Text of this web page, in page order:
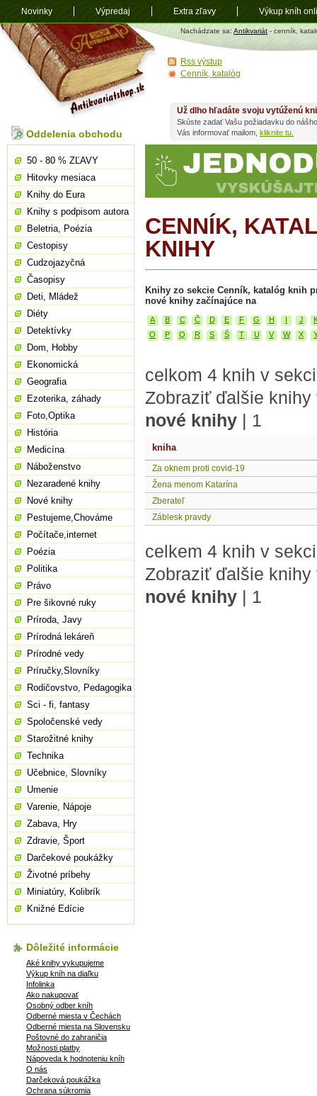
Antikvariát
shop.sk
Nachádzate sa: Antikvariát - cenník,
CENNÍK,
KNIHY
Knihy zo sekcie Cenník, katalóg knih
nové knihy začínajúce na
A B C Č D E F G H J
O
P Q R S Š T U V W X
celkom 4 knih v
Zobraziť ďalšie
nové knihy | 1
kniha
Za oknem proti covid-19
Žena menom Katarína
Zberateľ
Záblesk pravdy
celkem 4 knih v sekci
Zobraziť ďalšie
nové knihy | 1
Už dlho hľadáte svoju vytúženú
Skúste zadať Vašu požiadavku do
Vás informovať mailom, kliknite tu.
Oddelenia obchodu
50 - 80 % ZĽAVY
Hitovky mesiaca
Knihy do Eura
Knihy s podpisom autora
Beletria, Poézia
Cestopisy
Cudzojazyčná
Časopisy
Deti, Mládež
Diéty
Detektívky
Dom, Hobby
Ekonomická
Geografia
Ezoterika, záhady
Foto,Optika
História
Medicína
Náboženstvo
Nezaradené knihy
Nové knihy
Pestujeme,Chováme
Počítače,internet
Poézia
Politika
Právo
Pre šikovné ruky
Príroda, Javy
Prírodná lekáreň
Prírodné vedy
Príručky,Slovníky
Rodičovstvo, Pedagogika
Sci - fi, fantasy
Spoločenské vedy
Starožitné knihy
Technika
Učebnice, Slovníky
Umenie
Varenie, Nápoje
Zabava, Hry
Zdravie, Šport
Darčekové poukážky
Životné príbehy
Miniatúry, Kolibrík
Knižné Edície
Dôležité informácie
Aké knihy vykupujeme
Výkup kníh na diaľku
Infolinka
Ako nakupovať
Osobný odber kníh
Odberné miesta v Čechách
Odberné miesta na Slovensku
Poštovné do zahraničia
Možnosti platby
Nápoveda k hodnoteniu kníh
O nás
Darčeková poukážka
Ochrana súkromia
Rss výstup
Cenník, katalóg
Novinky Výpredaj Extra zľavy Výkup kníh